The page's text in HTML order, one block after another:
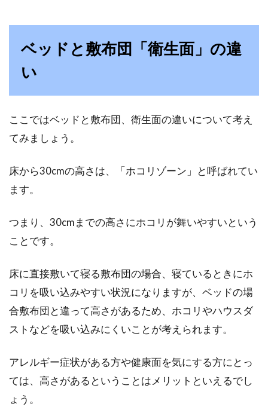
スイッチの取り付け場所は？電気代
節約で照明をLEDに交換！
供部屋はどうする？
多いのではないでしょうか。そんな三人暮ら
ペットも大事な家族！ベッドもおし
ゃれなものがたくさん！？
出来るこ...
ベッドと敷布団「衛生面」の違
い
ここではベッドと敷布団、衛生面の違いについて考え
てみましょう。
床から30cmの高さは、「ホコリゾーン」と呼ばれてい
ます。
つまり、30cmまでの高さにホコリが舞いやすいという
ことです。
床に直接敷いて寝る敷布団の場合、寝ているときにホ
コリを吸い込みやすい状況になりますが、ベッドの場
合敷布団と違って高さがあるため、ホコリやハウスダ
ストなどを吸い込みにくいことが考えられます。
アレルギー症状がある方や健康面を気にする方にとっ
ては、高さがあるということはメリットといえるでし
ょう。